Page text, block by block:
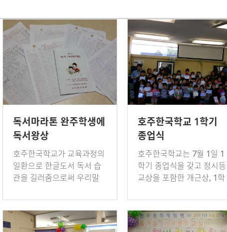
독서마라톤 완주학생에
독서왕상
호주한국학교가 교육과정의
일환으로 한글도서 독서 습
관을 길러줌으로써 우리말
향상을 돕기 위해 지난 5월1
일부터 6월17일까지 7주 동
안 실시한 독서마라…
호주한국학교 1학기
종업식
호주한국학교는 7월 1일 1
학기 종업식을 갖고 정시등
교상을 포함한 개근상, 1학
부문(읽기, 받아쓰기, 어휘
력, 스피치) 우수상, 그리고
Term 2 둘째 …